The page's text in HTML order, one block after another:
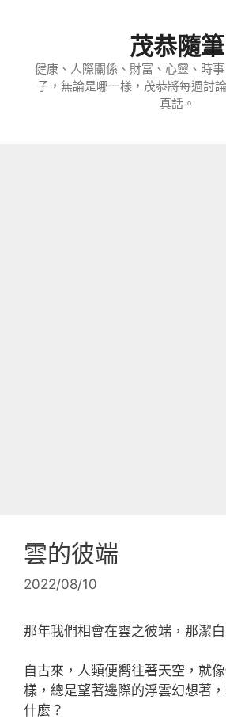
茂恭隨筆
健康、人際關係、財富、心靈、時
子，無論是哪一樣，茂恭將每週討
真話。
雲的彼端
2022/08/10
那年我們相會在雲之彼端，那潔白
自古來，人類便嚮往著天空，就
樣，總是望著邊際的浮雲幻想著
什麼？